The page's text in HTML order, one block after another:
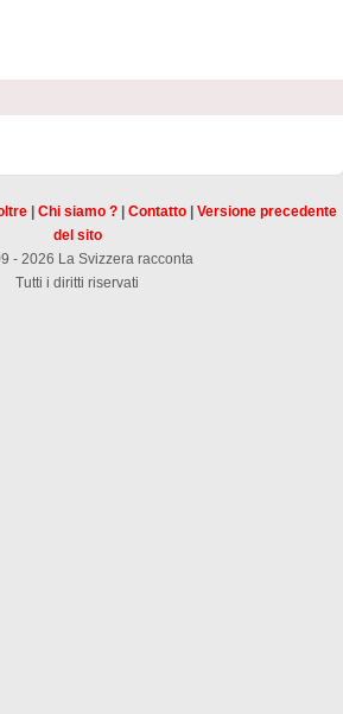
| Chi siamo ?| Contatto| Versione precedente
del sito
- 2026 La Svizzera racconta
Tutti i diritti riservati